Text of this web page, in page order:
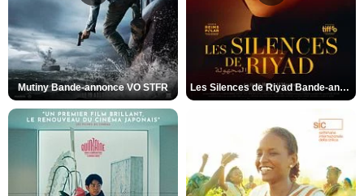
Mutiny Bande-annonce VO STFR Les Silences de Riyad Bande-annonce VO STFR